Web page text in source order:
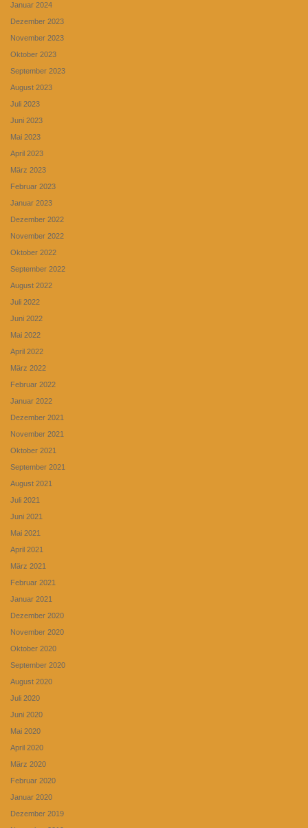
Januar 2024
Dezember 2023
November 2023
Oktober 2023
September 2023
August 2023
Juli 2023
Juni 2023
Mai 2023
April 2023
März 2023
Februar 2023
Januar 2023
Dezember 2022
November 2022
Oktober 2022
September 2022
August 2022
Juli 2022
Juni 2022
Mai 2022
April 2022
März 2022
Februar 2022
Januar 2022
Dezember 2021
November 2021
Oktober 2021
September 2021
August 2021
Juli 2021
Juni 2021
Mai 2021
April 2021
März 2021
Februar 2021
Januar 2021
Dezember 2020
November 2020
Oktober 2020
September 2020
August 2020
Juli 2020
Juni 2020
Mai 2020
April 2020
März 2020
Februar 2020
Januar 2020
Dezember 2019